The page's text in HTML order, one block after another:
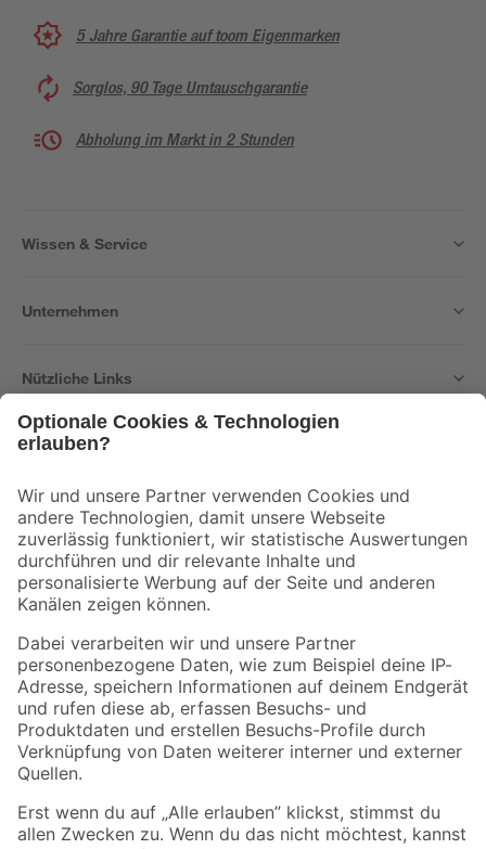
5 Jahre Garantie auf toom Eigenmarken
Sorglos, 90 Tage Umtauschgarantie
Abholung im Markt in 2 Stunden
Wissen & Service
Unternehmen
Nützliche Links
Der toom Newsletter: Keine Angebote und Aktionen mehr verpassen!
Zur Newsletter Anmeldung
Folge uns
Zahlungsarten Versandarten
Sicher einkaufen